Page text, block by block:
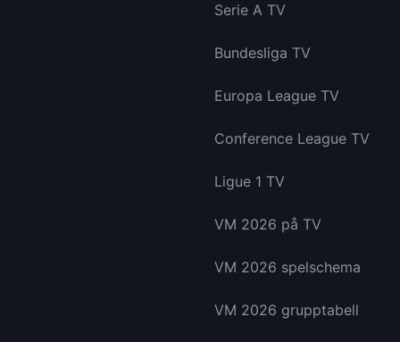
Serie A TV
Bundesliga TV
Europa League TV
Conference League TV
Ligue 1 TV
VM 2026 på TV
VM 2026 spelschema
VM 2026 grupptabell